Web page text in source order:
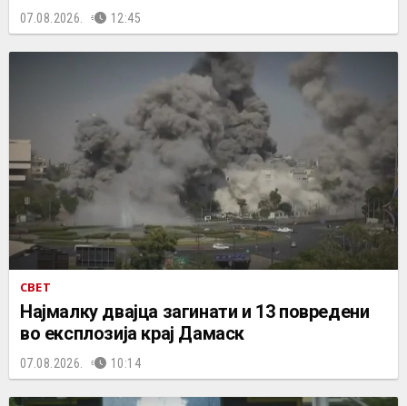
07.08.2026. 12:45
СВЕТ
Најмалку двајца загинати и 13 повредени
во експлозија крај Дамаск
07.08.2026. 10:14